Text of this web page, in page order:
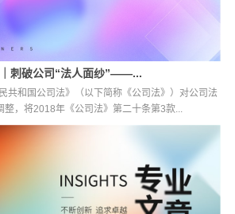
｜刺破公司“法人面纱”——...
共和国公司法》（以下简称《公司法》）对公司法
整，将2018年《公司法》第二十条第3款...